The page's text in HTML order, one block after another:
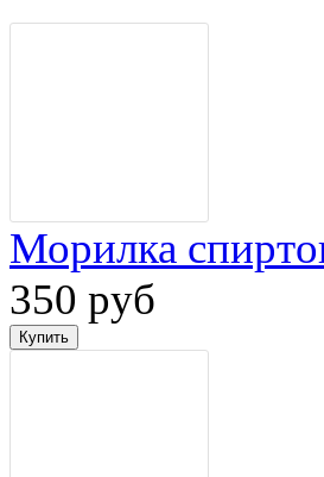
Морилка
350 руб